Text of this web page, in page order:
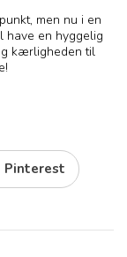
men nu i en
have en hyggelig
kærligheden til
Pinterest